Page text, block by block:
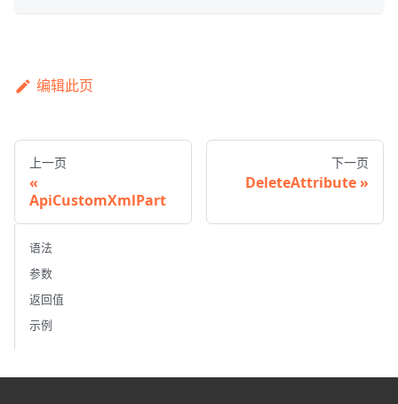
编辑此页
上一页
ApiCustomXmlPart
下一页
DeleteAttribute
语法
参数
返回值
示例